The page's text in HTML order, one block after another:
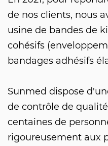
de nos clients, nous
usine de bandes de
cohésifs
bandages adhésifs
Sunmed dispose
de contrôle de
centaines de
rigoureusement aux